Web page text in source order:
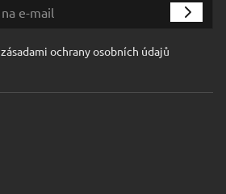
zásadami ochrany osobních údajů